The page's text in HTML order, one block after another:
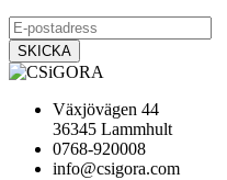
Växjövägen 44
36345 Lammhult
0768-920008
info@csigora.com